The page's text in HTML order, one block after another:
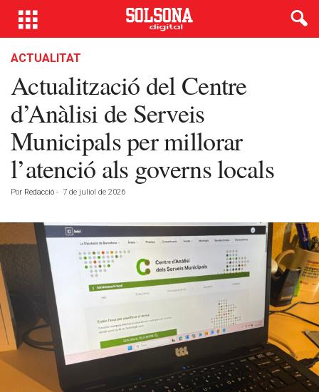
ACTUALITAT
Actualització del Centre
d’Anàlisi de Serveis
Municipals per millorar
l’atenció als governs locals
Por Redacció - 7 de juliol de 2026